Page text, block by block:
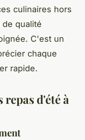
culinaires hors
qualité
C'est un
chaque
rapide.
d'été à